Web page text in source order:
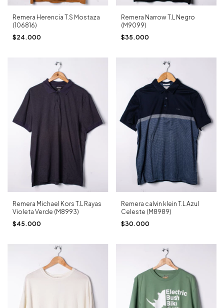
Remera Herencia T.S Mostaza
(106816)
$24.000
Remera Narrow T.L Negro
(M9099)
$35.000
Remera Michael Kors T.L Rayas
Violeta Verde (M8993)
$45.000
Remera calvin klein T.L Azul
Celeste (M8989)
$30.000